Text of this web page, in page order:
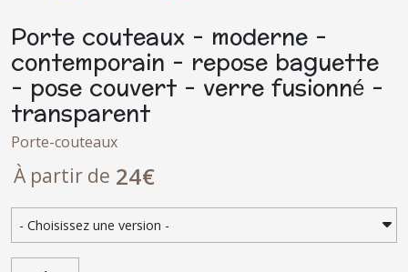
Porte couteaux - moderne -
contemporain - repose baguette
- pose couvert - verre fusionné -
transparent
Porte-couteaux
À partir de 24€